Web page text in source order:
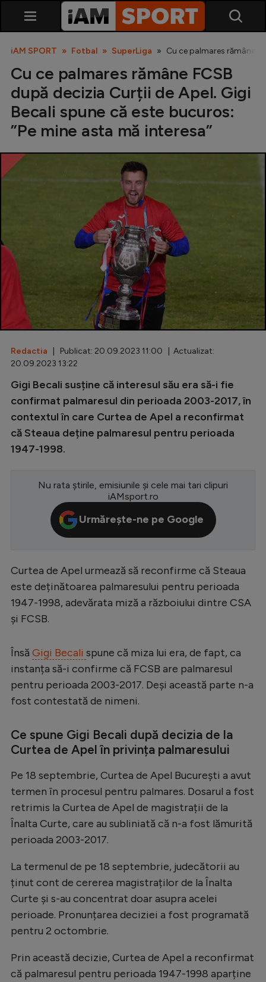
SuperLiga
Liga 2
Cupa României
Echipa Națională
U21
Fotbal feminin
Special
Diverse
Inedit
Clasamente
Champions League
Europa League
CM 2026
Premier League
LaLiga
Bundesliga
Ligue 1
EURO 2024
Stranieri
Clasamente
Handbal
Natație
Formula 1
Auto
Rugby
Ciclism
JO 2024
iAM SPORT Fotbal SuperLiga Cu ce palmares rămâne
Cu ce palmares rămâne FCSB
după decizia Curții de Apel. Gigi
Becali spune că este bucuros:
”Pe mine asta mă interesa”
Redactia | Publicat: 20.09.2023 11:00 | Actualizat:
20.09.2023 13:22
Gigi Becali susține că interesul său era să-i fie
confirmat palmaresul din perioada 2003-2017, în
contextul în care Curtea de Apel a reconfirmat
că Steaua deține palmaresul pentru perioada
1947-1998.
Nu rata știrile, emisiunile și cele mai tari clipuri
iAMsport.ro
Urmărește-ne pe Google
Curtea de Apel urmează să reconfirme că Steaua
este deținătoarea palmaresului pentru perioada
1947-1998, adevărata miză a războiului dintre CSA
și FCSB.
Însă Gigi Becali spune că miza lui era, de fapt, ca
instanța să-i confirme că FCSB are palmaresul
pentru perioada 2003-2017. Deși această parte n-a
fost contestată de nimeni.
Ce spune Gigi Becali după decizia de la
Curtea de Apel în privința palmaresului
Pe 18 septembrie, Curtea de Apel București a avut
termen în procesul pentru palmares. Dosarul a fost
retrimis la Curtea de Apel de magistrații de la
Înalta Curte, care au subliniată că n-a fost lămurită
perioada 2003-2017.
La termenul de pe 18 septembrie, judecătorii au
ținut cont de cererea magistraților de la Înalta
Curte și s-au concentrat doar asupra acelei
perioade. Pronunțarea deciziei a fost programată
pentru 2 octombrie.
Prin această decizie, Curtea de Apel a reconfirmat
că palmaresul pentru perioada 1947-1998 aparține